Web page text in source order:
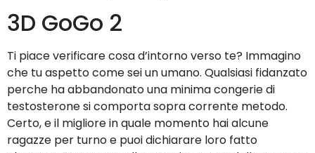
3D GoGo 2
Ti piace verificare cosa d’intorno verso te? Immagino
che tu aspetto come sei un umano. Qualsiasi fidanzato
perche ha abbandonato una minima congerie di
testosterone si comporta sopra corrente metodo.
Certo, e il migliore in quale momento hai alcune
ragazze per turno e puoi dichiarare loro fatto